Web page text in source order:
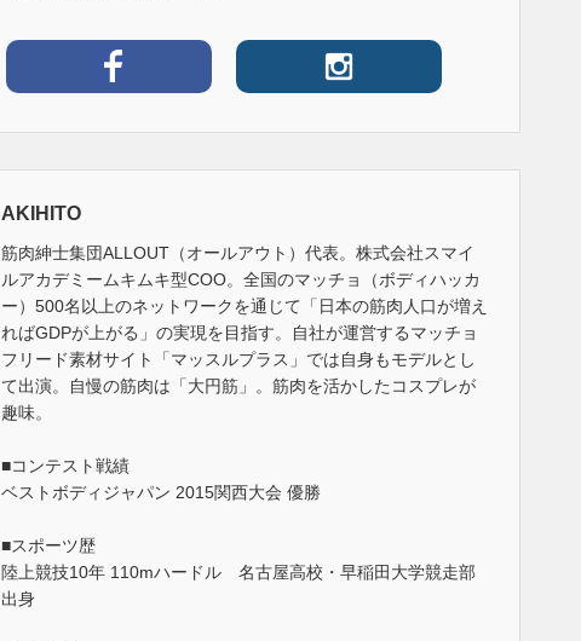
AKIHITO
筋肉紳士集団ALLOUT（オールアウト）代表。株式会社スマイ
ルアカデミームキムキ型COO。全国のマッチョ（ボディハッカ
ー）500名以上のネットワークを通じて「日本の筋肉人口が増え
ればGDPが上がる」の実現を目指す。自社が運営するマッチョ
フリード素材サイト「マッスルプラス」では自身もモデルとし
て出演。自慢の筋肉は「大円筋」。筋肉を活かしたコスプレが
趣味。
■コンテスト戦績
ベストボディジャパン 2015関西大会 優勝
■スポーツ歴
陸上競技10年 110mハードル 名古屋高校・早稲田大学競走部
出身